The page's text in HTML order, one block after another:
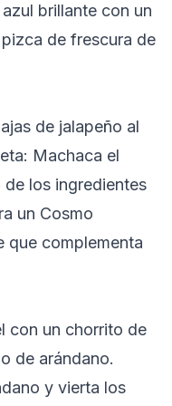
brillante con un
de frescura de
de jalapeño al
Machaca el
los ingredientes
un Cosmo
que complementa
con un chorrito de
de arándano.
y vierta los